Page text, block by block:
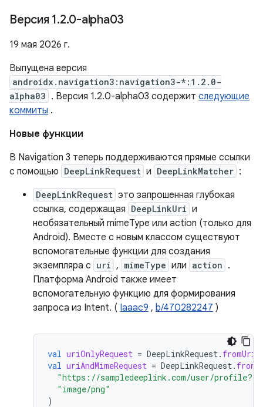
Версия 1.2.0-alpha03
19 мая 2026 г.
Выпущена версия
androidx.navigation3:navigation3-*:1.2.0-
alpha03 . Версия 1.2.0-alpha03 содержит следующие
коммиты .
Новые функции
В Navigation 3 теперь поддерживаются прямые ссылки
с помощью DeepLinkRequest и DeepLinkMatcher :
DeepLinkRequest это запрошенная глубокая
ссылка, содержащая DeepLinkUri и
необязательный mimeType или action (только для
Android). Вместе с новым классом существуют
вспомогательные функции для создания
экземпляра с uri , mimeType или action .
Платформа Android также имеет
вспомогательную функцию для формирования
запроса из Intent. ( Iaaac9 , b/470282247 )
val uriOnlyRequest = DeepLinkRequest.
val uriAndMimeRequest = DeepLinkRequest.
"https://sampledeeplink.com/user/
"image/png"
)